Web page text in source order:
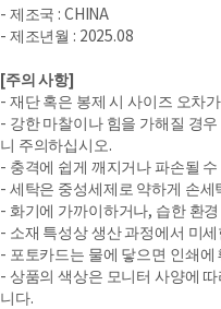
- 제조국 : CHINA
- 제조년월 : 2025.08
[주의 사항]
- 재단 혹은 봉제 시 사이즈 오차
- 강한 마찰이나 힘을 가해질 경
니 주의하십시오.
- 충격에 쉽게 깨지거나 파손될
- 세탁은 중성세제로 약하게 손
- 화기에 가까이하거나, 습한 환
- 소재 특성상 생산 과정에서 미
- 포토카드는 물에 닿으면 인쇄에
- 상품의 색상은 모니터 사양에
니다.